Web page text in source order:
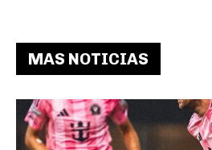
MAS NOTICIAS